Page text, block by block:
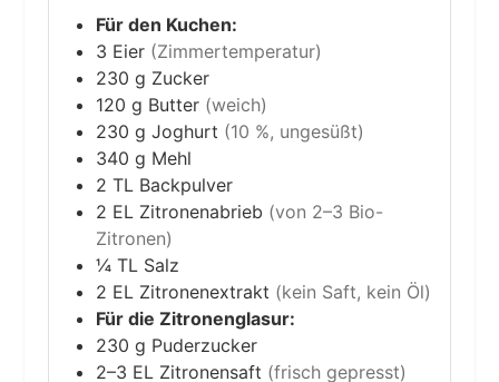
Für den Kuchen:
3 Eier (Zimmertemperatur)
230 g Zucker
120 g Butter (weich)
230 g Joghurt (10 %, ungesüßt)
340 g Mehl
2 TL Backpulver
2 EL Zitronenabrieb (von 2–3 Bio-
Zitronen)
¼ TL Salz
2 EL Zitronenextrakt (kein Saft, kein Öl)
Für die Zitronenglasur:
230 g Puderzucker
2–3 EL Zitronensaft (frisch gepresst)